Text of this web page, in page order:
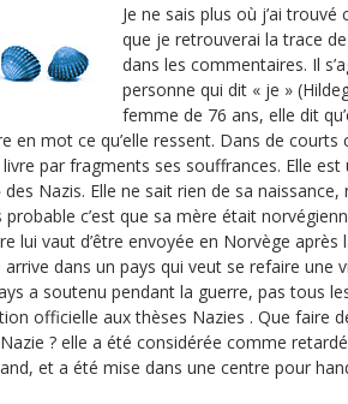
Je ne sais plus où j’ai
que je retrouverai la trace
dans les commentaires. Il
personne qui dit « je »
femme de 76 ans, elle dit
en mot ce qu’elle ressent. Dans de courts
par fragments ses souffrances. Elle
Nazis. Elle ne sait rien de sa
c’est que sa mère était
lui vaut d’être envoyée en Norvège
dans un pays qui veut se refaire une
a soutenu pendant la guerre, pas tous
officielle aux thèses Nazies . Que faire
? elle a été considérée comme
et a été mise dans une centre pour